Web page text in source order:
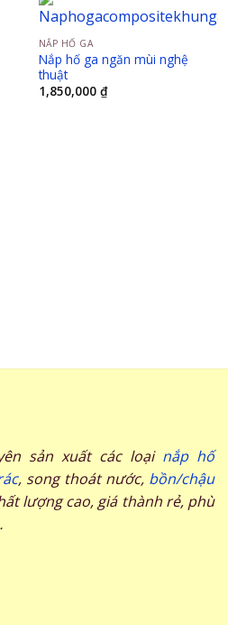
NẮP HỐ GA
Nắp hố ga ngăn mùi nghệ
thuật
1,850,000 ₫
sản xuất các loại nắp hố
, song thoát nước, bồn/chậu
lượng cao, giá thành rẻ, phù